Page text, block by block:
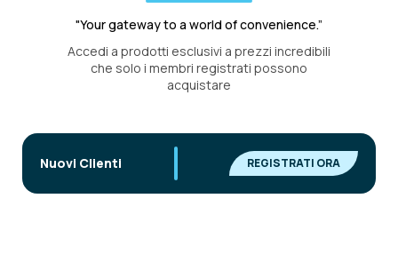
"Your gateway to a world of convenience.”
Accedi a prodotti esclusivi a prezzi incredibili
che solo i membri registrati possono
acquistare
Nuovi Clienti REGISTRATI ORA